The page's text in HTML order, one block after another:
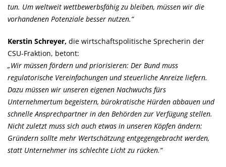
tun. Um weltweit wettbewerbsfähig zu bleiben, müssen wir die
vorhandenen Potenziale besser nutzen.“
Kerstin Schreyer, die wirtschaftspolitische Sprecherin der
CSU-Fraktion, betont:
Wir müssen fördern und priorisieren: Der Bund muss
regulatorische Vereinfachungen und steuerliche Anreize liefern.
Dazu müssen wir unseren eigenen Nachwuchs fürs
Unternehmertum begeistern, bürokratische Hürden abbauen und
schnelle Ansprechpartner in den Behörden zur Verfügung stellen.
Nicht zuletzt muss sich auch etwas in unseren Köpfen ändern:
Gründern sollte mehr Wertschätzung entgegengebracht werden,
statt Unternehmer ins schlechte Licht zu rücken.“